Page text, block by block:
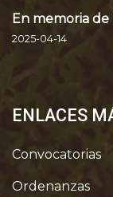
En memoria de
2025-04-14
ENLACES
Convocatorias
Ordenanzas